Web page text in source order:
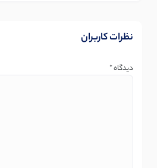
نظرات کاربران
دیدگاه*